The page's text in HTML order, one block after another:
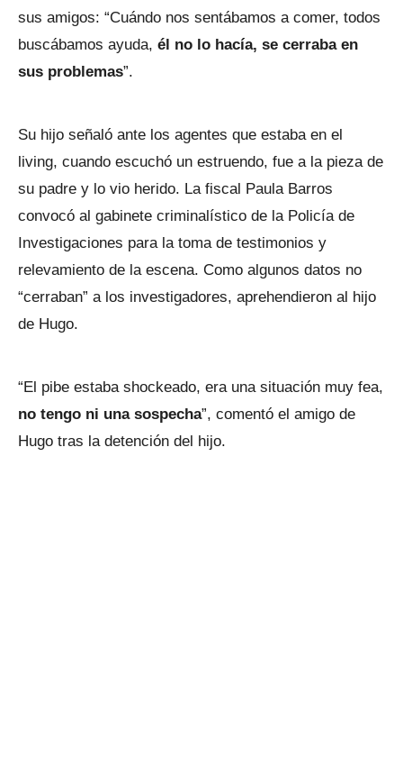
sus amigos: “Cuándo nos sentábamos a comer, todos
buscábamos ayuda, él no lo hacía, se cerraba en
sus problemas”.
Su hijo señaló ante los agentes que estaba en el
living, cuando escuchó un estruendo, fue a la pieza de
su padre y lo vio herido. La fiscal Paula Barros
convocó al gabinete criminalístico de la Policía de
Investigaciones para la toma de testimonios y
relevamiento de la escena. Como algunos datos no
“cerraban” a los investigadores, aprehendieron al hijo
de Hugo.
“El pibe estaba shockeado, era una situación muy fea,
no tengo ni una sospecha”, comentó el amigo de
Hugo tras la detención del hijo.